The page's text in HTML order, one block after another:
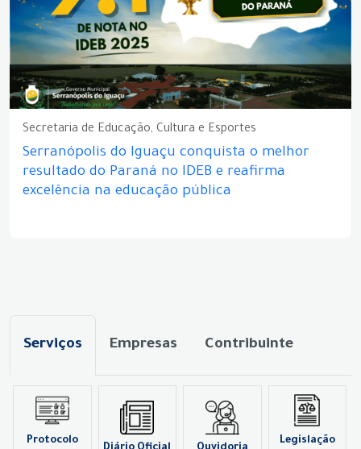
Secretaria de Educação, Cultura e Esportes
Serranópolis do Iguaçu conquista o melhor
resultado do Paraná no IDEB e reafirma
excelência na educação pública
Serviços Empresas Contribuinte
Protocolo Legislação